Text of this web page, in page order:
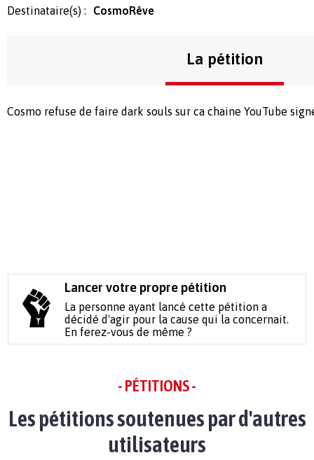
Destinataire(s) :
CosmoRêve
La pétition
Cosmo refuse de faire dark souls sur ca chaine YouTube
Lancer votre propre pétition
La personne ayant lancé cette pétition a
décidé d'agir pour la cause qui la concernait.
En ferez-vous de même ?
- PÉTITIONS -
Les pétitions soutenues par d'autres
utilisateurs